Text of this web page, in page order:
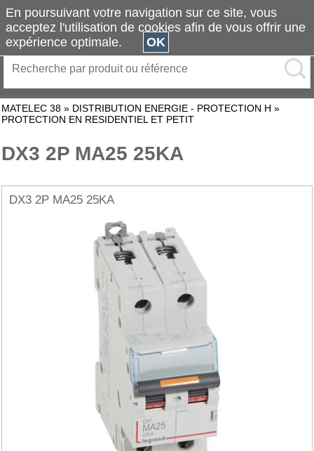
MATELEC 38 » DISTRIBUTION ENERGIE - PROTECTION H »
PROTECTION EN RESIDENTIEL ET PETIT
DX3 2P MA25 25KA
DX3 2P MA25 25KA
En poursuivant votre navigation sur ce site, vous
acceptez l'utilisation de cookies afin de vous offrir une
expérience optimale.
OK